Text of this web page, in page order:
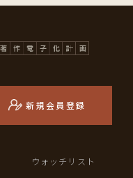
新規会員登録
ウォッチリスト